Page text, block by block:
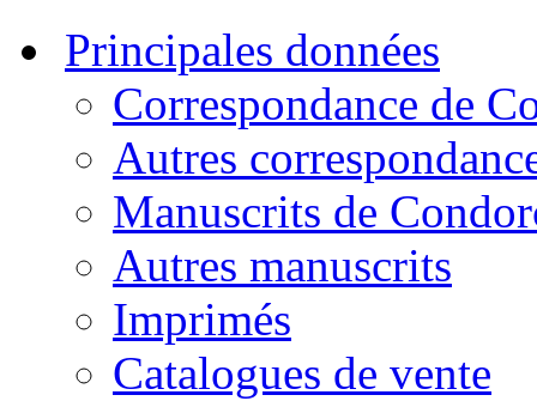
Principales données
Correspondance de
Autres
Manuscrits de
Autres manuscrits
Imprimés
Catalogues de vente